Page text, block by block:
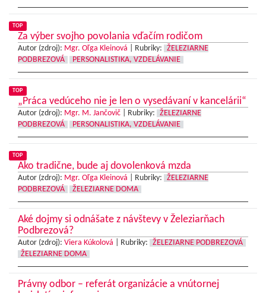
TOP
Za výber svojho povolania vďačím rodičom
Autor (zdroj): Mgr. Oľga Kleinová Rubriky:
ŽELEZIARNE
PODBREZOVÁ
PERSONALISTIKA, VZDELÁVANIE
TOP
„Práca vedúceho nie je len o vysedávaní v kancelárii“
Autor (zdroj): Mgr. M. Jančovič Rubriky:
ŽELEZIARNE
PODBREZOVÁ
PERSONALISTIKA, VZDELÁVANIE
TOP
Ako tradične, bude aj dovolenková mzda
Autor (zdroj): Mgr. Oľga Kleinová Rubriky:
ŽELEZIARNE
PODBREZOVÁ
ŽELEZIARNE DOMA
Aké dojmy si odnášate z návštevy v Železiarňach
Podbrezová?
Autor (zdroj): Viera Kúkolová Rubriky:
ŽELEZIARNE PODBREZOVÁ
ŽELEZIARNE DOMA
Právny odbor – referát organizácie a vnútornej